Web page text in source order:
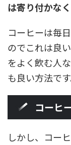
は寄り付かな
コーヒーは毎
のでこれは良
をよく飲む人
も良い方法です
コーヒ
しかし、コー